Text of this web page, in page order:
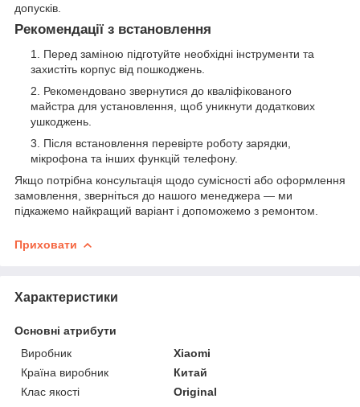
допусків.
Рекомендації з встановлення
Перед заміною підготуйте необхідні інструменти та
захистіть корпус від пошкоджень.
Рекомендовано звернутися до кваліфікованого
майстра для установлення, щоб уникнути додаткових
ушкоджень.
Після встановлення перевірте роботу зарядки,
мікрофона та інших функцій телефону.
Якщо потрібна консультація щодо сумісності або оформлення
замовлення, зверніться до нашого менеджера — ми
підкажемо найкращий варіант і допоможемо з ремонтом.
Приховати
Характеристики
Основні атрибути
Виробник
Xiaomi
Країна виробник
Китай
Клас якості
Original